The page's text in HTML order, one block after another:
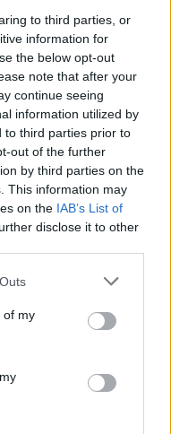
to third parties, or
information for
the below opt-out
note that after your
continue seeing
information utilized by
to third parties prior to
out of the further
by third parties on the
This information may
on the IAB’s List of
disclose it to other
one or more Google
You may click to
its third-party tags to
in below Google
of my
inmobiliario y sus